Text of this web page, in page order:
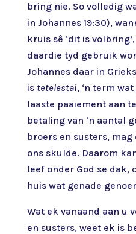
bring nie. So volledig
in Johannes 19:30),
kruis sê ‘dit is
daardie tyd gebruik
Johannes daar in
is tetelestai, ‘n term
laaste paaiement aan
betaling van ‘n aantal
broers en susters,
ons skulde. Daarom
leef onder God se dak,
huis wat genade
Wat ek vanaand aan u
en susters, weet ek is